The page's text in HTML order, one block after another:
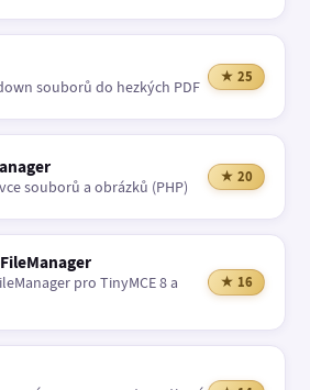
souborů do hezkých PDF
★ 25
souborů a obrázků (PHP)
★ 20
pro TinyMCE 8 a
★ 16